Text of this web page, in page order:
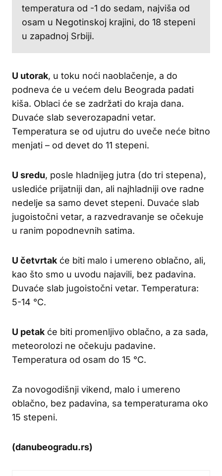
temperatura od -1 do sedam, najviša od
osam u Negotinskoj krajini, do 18 stepeni
u zapadnoj Srbiji.
U utorak, u toku noći naoblačenje, a do
podneva će u većem delu Beograda padati
kiša. Oblaci će se zadržati do kraja dana.
Duvaće slab severozapadni vetar.
Temperatura se od ujutru do uveče neće bitno
menjati – od devet do 11 stepeni.
U sredu, posle hladnijeg jutra (do tri stepena),
uslediće prijatniji dan, ali najhladniji ove radne
nedelje sa samo devet stepeni. Duvaće slab
jugoistočni vetar, a razvedravanje se očekuje
u ranim popodnevnih satima.
U četvrtak će biti malo i umereno oblačno, ali,
kao što smo u uvodu najavili, bez padavina.
Duvaće slab jugoistočni vetar. Temperatura:
5-14 °C.
U petak će biti promenljivo oblačno, a za sada,
meteorolozi ne očekuju padavine.
Temperatura od osam do 15 °C.
Za novogodišnji vikend, malo i umereno
oblačno, bez padavina, sa temperaturama oko
15 stepeni.
(danubeogradu.rs)